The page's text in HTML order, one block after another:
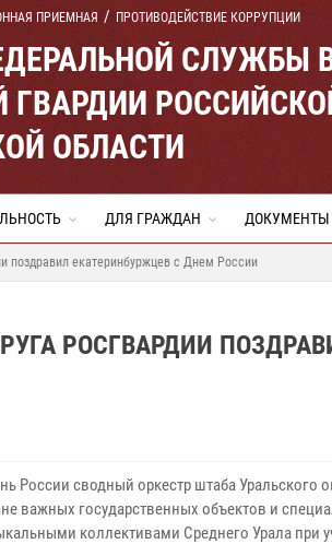
ПРИЕМНАЯ ПРОТИВОДЕЙСТВИЕ КОРРУПЦИИ
СЛУЖБЫ
ОБЛАСТИ
ДЛЯ ГРАЖДАН ДОКУМЕНТЫ
поздравил екатеринбуржцев с Днем России
РОСГВАРДИИ
России сводный оркестр штаба Уральского
важных государственных объектов и
коллективами Среднего Урала при